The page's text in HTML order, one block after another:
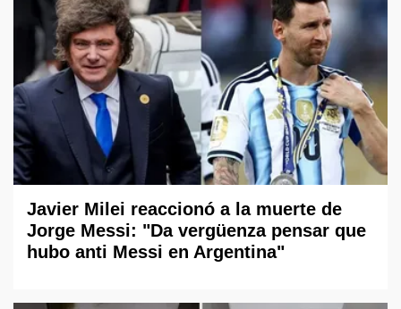
Javier Milei reaccionó a la muerte de
Jorge Messi: "Da vergüenza pensar que
hubo anti Messi en Argentina"